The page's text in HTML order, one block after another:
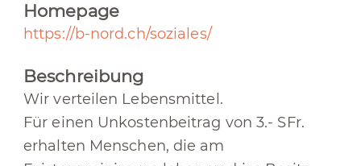
Homepage
https://b-nord.ch/soziales/
Beschreibung
Wir verteilen Lebensmittel.
Für einen Unkostenbeitrag von 3.- SFr.
erhalten Menschen, die am